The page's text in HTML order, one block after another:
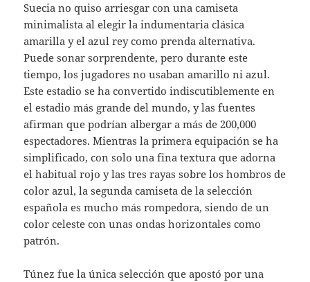
Suecia no quiso arriesgar con una camiseta
minimalista al elegir la indumentaria clásica
amarilla y el azul rey como prenda alternativa.
Puede sonar sorprendente, pero durante este
tiempo, los jugadores no usaban amarillo ni azul.
Este estadio se ha convertido indiscutiblemente en
el estadio más grande del mundo, y las fuentes
afirman que podrían albergar a más de 200,000
espectadores. Mientras la primera equipación se ha
simplificado, con solo una fina textura que adorna
el habitual rojo y las tres rayas sobre los hombros de
color azul, la segunda camiseta de la selección
española es mucho más rompedora, siendo de un
color celeste con unas ondas horizontales como
patrón.
Túnez fue la única selección que apostó por una